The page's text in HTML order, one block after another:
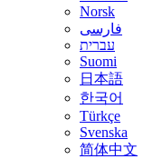
Norsk
فارسی
עברית
Suomi
日本語
한국어
Türkçe
Svenska
简体中文